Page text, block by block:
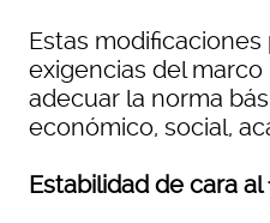
Estas
exigencias del
adecuar la norma
económico, social,
Estabilidad de cara